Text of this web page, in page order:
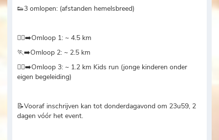
👟3 omlopen: (afstanden hemelsbreed)
🏃‍♂️‍➡️Omloop 1: ~ 4.5 km
🏃‍➡️Omloop 2: ~ 2.5 km
🏃‍♀️‍➡️Omloop 3: ~ 1.2 km Kids run (jonge kinderen onder
eigen begeleiding)
📝Vooraf inschrijven kan tot donderdagavond om 23u59, 2
dagen vóór het event.